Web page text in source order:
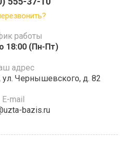
работы
18:00 (Пн-Пт)
адрес
ул. Чернышевского, д. 82
E-mail
bazis.ru